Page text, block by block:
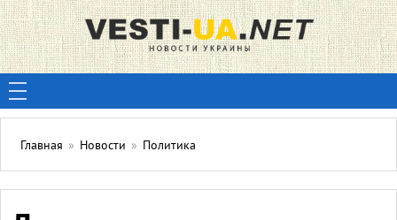
Главная » Новости » Политика